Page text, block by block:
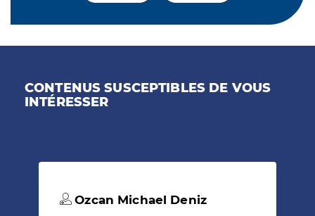
CONTENUS SUSCEPTIBLES DE VOUS
INTÉRESSER
Ozcan Michael Deniz